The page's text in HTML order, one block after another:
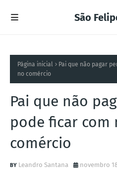
São
Página inicial
Pai que não pagar
no comércio
Pai que não
pode ficar com
comércio
Leandro Santana novembro